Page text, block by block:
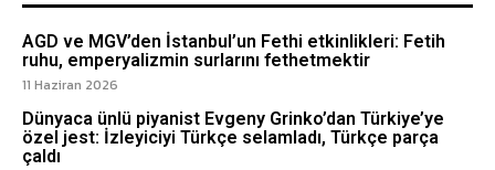
AGD ve MGV’den İstanbul’un Fethi etkinlikleri: Fetih
ruhu, emperyalizmin surlarını fethetmektir
11 Haziran 2026
Dünyaca ünlü piyanist Evgeny Grinko’dan Türkiye’ye
özel jest: İzleyiciyi Türkçe selamladı, Türkçe parça
çaldı